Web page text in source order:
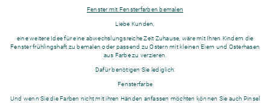
Fenster mit Fensterfarben bemalen
Liebe Kunden,
eine weitere Idee für eine abwechslungsreiche Zeit Zuhause, wäre mit Ihren Kindern die
Fenster frühlingshaft zu bemalen oder passend zu Ostern mit kleinen Eiern und Osterhasen
aus Farbe zu verzieren.
Dafür benötigen Sie lediglich:
Fensterfarbe
Und wenn Sie die Farben nicht mit ihren Händen anfassen möchten können Sie auch Pinsel